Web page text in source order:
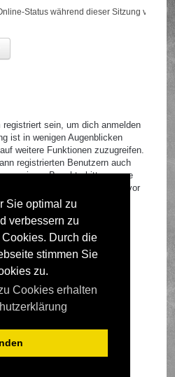
Sie optimal zu
verbessern zu
Durch die
stimmen Sie
zu.
Cookies erhalten
Status während dieser Sitzung
sein, um dich anmelden
ist in wenigen Augenblicken
weitere Funktionen zuzugreifen.
registrierten Benutzern auch
zuweisen. Beachte bitte unsere
verwandten Regelungen, bevor
auch die jeweiligen
diesem Board bewegst.
durchphpBB.de